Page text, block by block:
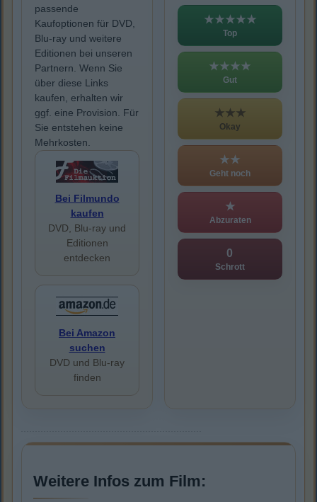
passende
Kaufoptionen für DVD,
Blu-ray und weitere
Editionen bei unseren
Partnern. Wenn Sie
über diese Links
kaufen, erhalten wir
ggf. eine Provision. Für
Sie entstehen keine
Mehrkosten.
Bei Filmundo
kaufen
DVD, Blu-ray und
Editionen
entdecken
Bei Amazon
suchen
DVD und Blu-ray
finden
★★★★★
Top
★★★★
Gut
★★★
Okay
★★
Geht noch
★
Abzuraten
0
Schrott
Weitere Infos zum Film: